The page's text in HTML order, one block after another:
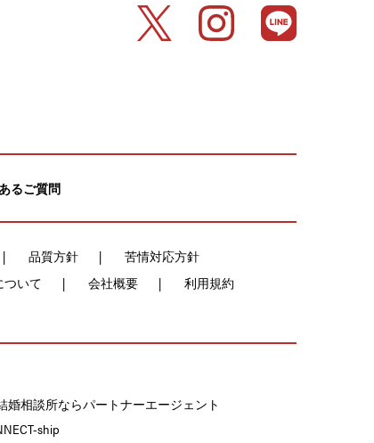
るご質問
品質方針
苦情対応方針
ついて 会社概要
利用規約
婚相談所ならパートナーエージェント
ship